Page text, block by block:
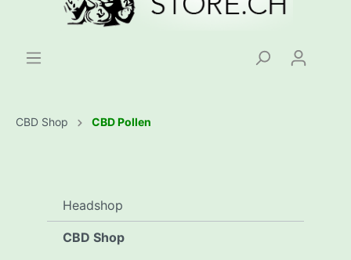
CBD Shop CBD Pollen
Headshop
CBD Shop